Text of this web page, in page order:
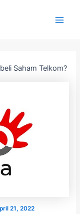
Saham Telkom?
21, 2022